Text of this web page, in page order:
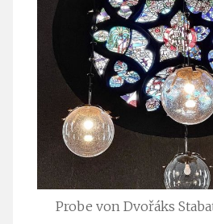
Probe von Dvořáks